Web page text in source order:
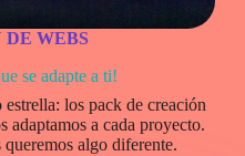
DE WEBS
se adapte a ti!
los pack de creación
adaptamos a cada proyecto.
queremos algo diferente.